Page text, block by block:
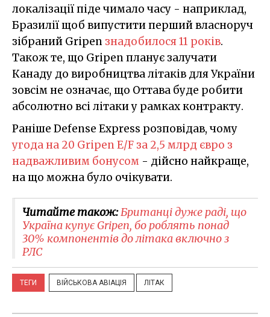
локалізації піде чимало часу - наприклад,
Бразилії щоб випустити перший власноруч
зібраний Gripen знадобилося 11 років.
Також те, що Gripen планує залучати
Канаду до виробництва літаків для України
зовсім не означає, що Оттава буде робити
абсолютно всі літаки у рамках контракту.
Раніше Defense Express розповідав, чому
угода на 20 Gripen E/F за 2,5 млрд євро з
надважливим бонусом - дійсно найкраще,
на що можна було очікувати.
Читайте також:Британці дуже раді, що
Україна купує Gripen, бо роблять понад
30% компонентів до літака включно з
РЛС
ТЕГИ ВІЙСЬКОВА АВІАЦІЯ ЛІТАК